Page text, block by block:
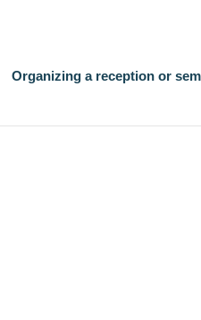
Organizing a reception or